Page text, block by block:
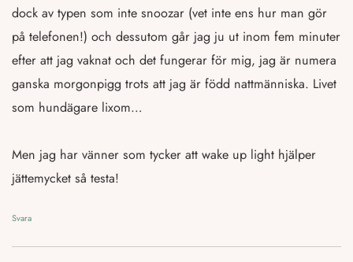
dock av typen som inte snoozar (vet inte ens hur man gör
på telefonen!) och dessutom går jag ju ut inom fem minuter
efter att jag vaknat och det fungerar för mig, jag är numera
ganska morgonpigg trots att jag är född nattmänniska. Livet
som hundägare lixom…
Men jag har vänner som tycker att wake up light hjälper
jättemycket så testa!
Svara